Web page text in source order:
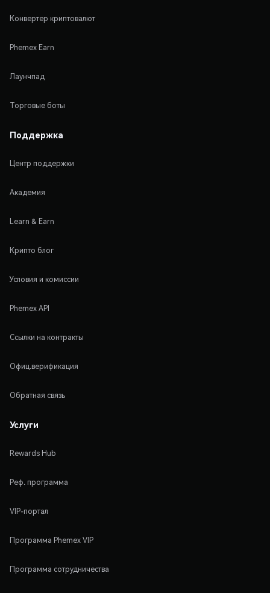
Конвертер криптовалют
Phemex Earn
Лаунчпад
Торговые боты
Поддержка
Центр поддержки
Академия
Learn & Earn
Крипто блог
Условия и комиссии
Phemex API
Ссылки на контракты
Офиц.верификация
Обратная связь
Услуги
Rewards Hub
Реф. программа
VIP-портал
Программа Phemex VIP
Программа сотрудничества